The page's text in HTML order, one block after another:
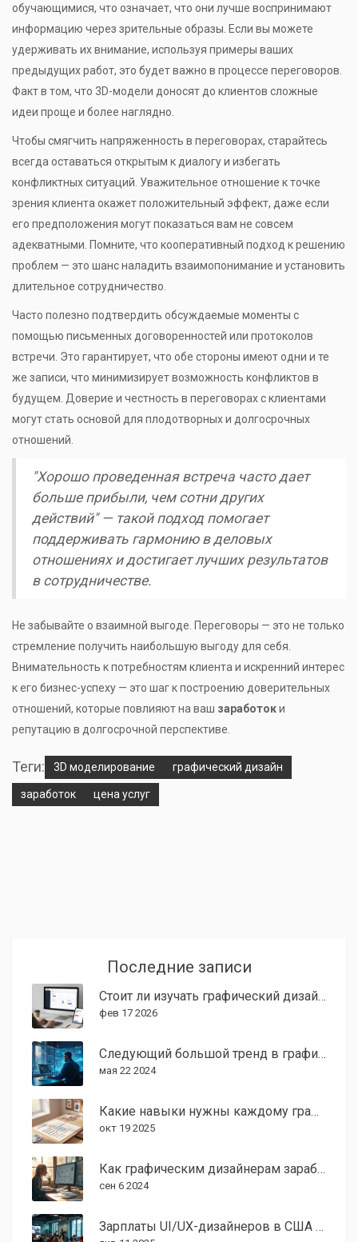
обучающимися, что означает, что они лучше воспринимают
информацию через зрительные образы. Если вы можете
удерживать их внимание, используя примеры ваших
предыдущих работ, это будет важно в процессе переговоров.
Факт в том, что 3D-модели доносят до клиентов сложные
идеи проще и более наглядно.
Чтобы смягчить напряженность в переговорах, старайтесь
всегда оставаться открытым к диалогу и избегать
конфликтных ситуаций. Уважительное отношение к точке
зрения клиента окажет положительный эффект, даже если
его предположения могут показаться вам не совсем
адекватными. Помните, что кооперативный подход к решению
проблем — это шанс наладить взаимопонимание и установить
длительное сотрудничество.
Часто полезно подтвердить обсуждаемые моменты с
помощью письменных договоренностей или протоколов
встречи. Это гарантирует, что обе стороны имеют одни и те
же записи, что минимизирует возможность конфликтов в
будущем. Доверие и честность в переговорах с клиентами
могут стать основой для плодотворных и долгосрочных
отношений.
"Хорошо проведенная встреча часто дает
больше прибыли, чем сотни других
действий" — такой подход помогает
поддерживать гармонию в деловых
отношениях и достигает лучших результатов
в сотрудничестве.
Не забывайте о взаимной выгоде. Переговоры — это не только
стремление получить наибольшую выгоду для себя.
Внимательность к потребностям клиента и искренний интерес
к его бизнес-успеху — это шаг к построению доверительных
отношений, которые повлияют на ваш заработоки
репутацию в долгосрочной перспективе.
Теги: 3D моделирование графический дизайн
заработок цена услуг
Последние записи
Стоит ли изучать графический дизайн в 2024 году? Реальные перспективы и тренды
фев 17 2026
Следующий большой тренд в графическом дизайне
мая 22 2024
Какие навыки нужны каждому графическому дизайнеру?
окт 19 2025
Как графическим дизайнерам заработать много денег: советы и стратегии
сен 6 2024
Зарплаты UI/UX-дизайнеров в США в 2025 году